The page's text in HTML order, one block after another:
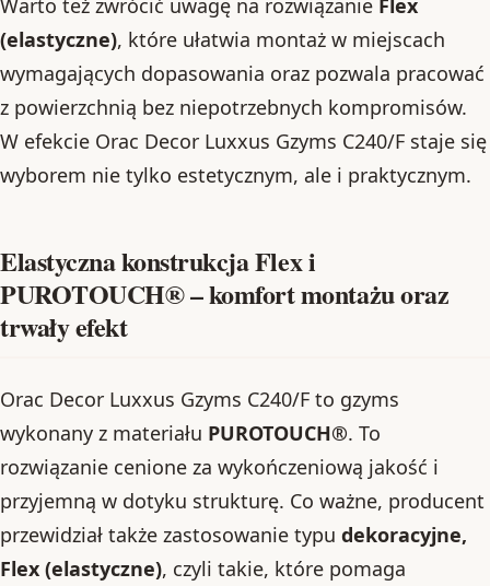
(elastyczne), które ułatwia montaż w miejscach
wymagających dopasowania oraz pozwala pracować
z powierzchnią bez niepotrzebnych kompromisów.
W efekcie Orac Decor Luxxus Gzyms C240/F staje się
wyborem nie tylko estetycznym, ale i praktycznym.
Elastyczna konstrukcja Flex i
PUROTOUCH® – komfort montażu oraz
trwały efekt
Orac Decor Luxxus Gzyms C240/F to gzyms
wykonany z materiału PUROTOUCH®. To
rozwiązanie cenione za wykończeniową jakość i
przyjemną w dotyku strukturę. Co ważne, producent
przewidział także zastosowanie typu dekoracyjne,
Flex (elastyczne), czyli takie, które pomaga